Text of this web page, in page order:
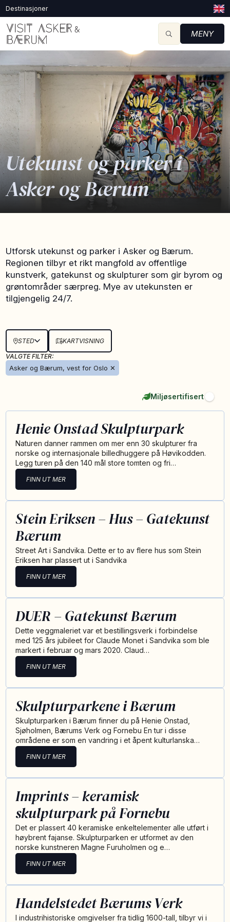
Destinasjoner
MENY
Utekunst og parker i
Asker og Bærum
Utforsk utekunst og parker i Asker og Bærum.
Regionen tilbyr et rikt mangfold av offentlige
kunstverk, gatekunst og skulpturer som gir byrom og
grøntområder særpreg. Mye av utekunsten er
tilgjengelig 24/7.
STED
KARTVISNING
VALGTE FILTER:
Asker og Bærum, vest for Oslo ✕
Miljøsertifisert
Henie Onstad Skulpturpark
Naturen danner rammen om mer enn 30 skulpturer fra
norske og internasjonale billedhuggere på Høvikodden.
Legg turen på den 140 mål store tomten og fri…
FINN UT MER
Stein Eriksen – Hus – Gatekunst
Bærum
Street Art i Sandvika. Dette er to av flere hus som Stein
Eriksen har plassert ut i Sandvika
FINN UT MER
DUER – Gatekunst Bærum
Dette veggmaleriet var et bestillingsverk i forbindelse
med 125 års jubileet for Claude Monet i Sandvika som ble
markert i februar og mars 2020. Claud…
FINN UT MER
Skulpturparkene i Bærum
Skulpturparken i Bærum finner du på Henie Onstad,
Sjøholmen, Bærums Verk og Fornebu En tur i disse
områdene er som en vandring i et åpent kulturlanska…
FINN UT MER
Imprints – keramisk
skulpturpark på Fornebu
Det er plassert 40 keramiske enkeltelementer alle utført i
høybrent fajanse. Skulpturparken er utformet av den
norske kunstneren Magne Furuholmen og e…
FINN UT MER
Handelstedet Bærums Verk
I industrihistoriske omgivelser fra tidlig 1600-tall, tilbyr vi i